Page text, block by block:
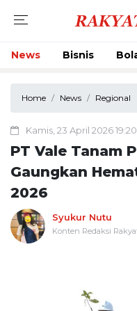
News Bisnis
Home News Regional
Kamis, 23 April 2026 19:20
PT Vale Tanam
Gaungkan
2026
Syukur Nutu
Konten Redaksi